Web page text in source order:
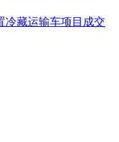
冷藏运输车项目成交